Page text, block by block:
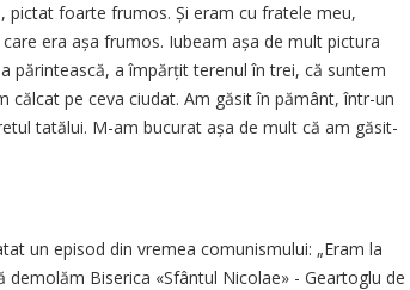
pictat foarte frumos. Și eram cu fratele meu,
era așa frumos. Iubeam așa de mult pictura
părintească, a împărțit terenul în trei, că suntem
pe ceva ciudat. Am găsit în pământ, într-un
tatălui. M-am bucurat așa de mult că am găsit-
un episod din vremea comunismului: „Eram la
Biserica «Sfântul Nicolae» - Geartoglu de